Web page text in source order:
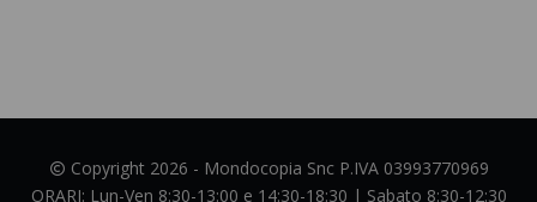
Copyright 2026 - Mondocopia Snc P.IVA 03993770969
ORARI: Lun-Ven 8:30-13:00 e 14:30-18:30 | Sabato 8:30-12:30